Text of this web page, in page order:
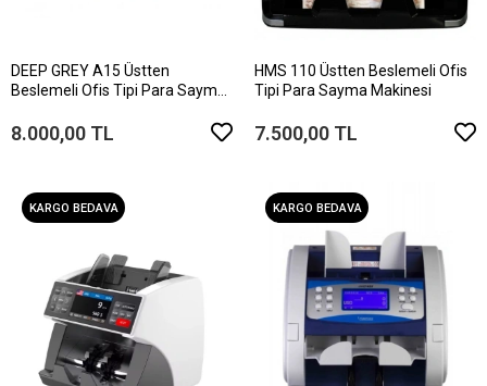
DEEP GREY A15 Üstten
Beslemeli Ofis Tipi Para Sayma
8.000,00 TL
HMS 110 Üstten Beslemeli Ofis
Tipi Para Sayma Makinesi
7.500,00 TL
KARGO BEDAVA KARGO BEDAVA